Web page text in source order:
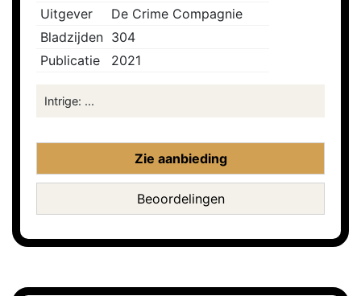
Uitgever
De Crime Compagnie
Bladzijden 304
Publicatie
2021
Intrige: ...
Zie aanbieding
Beoordelingen